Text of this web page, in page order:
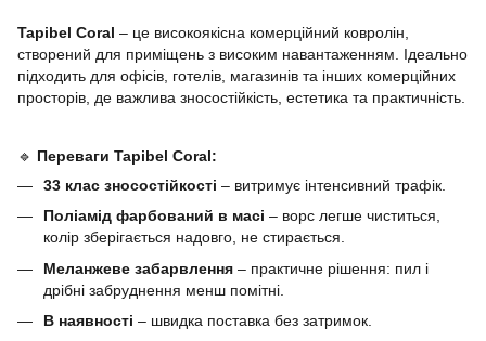
Tapibel Coral – це високоякісна комерційний ковролін,
створений для приміщень з високим навантаженням. Ідеально
підходить для офісів, готелів, магазинів та інших комерційних
просторів, де важлива зносостійкість, естетика та практичність.
🔹 Переваги Tapibel Coral:
33 клас зносостійкості – витримує інтенсивний трафік.
Поліамід фарбований в масі – ворс легше чиститься,
колір зберігається надовго, не стирається.
Меланжеве забарвлення – практичне рішення: пил і
дрібні забруднення менш помітні.
В наявності – швидка поставка без затримок.